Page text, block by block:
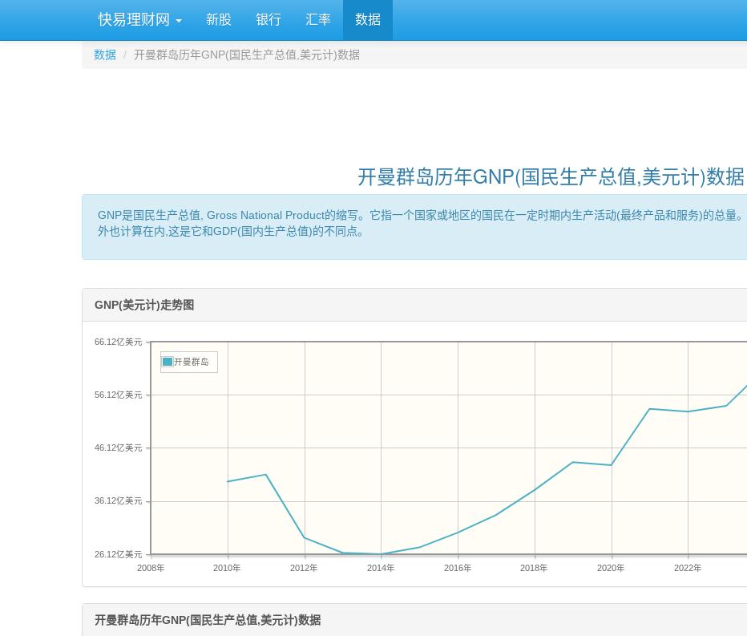
快易理财网 新股 银行 汇率 数据
数据 开曼群岛历年GNP(国民生产总值,美元计)数据
开曼群岛历年GNP(国民生产总值,美元计)数据
GNP是国民生产总值, Gross National Product的缩写。它指一个国家或地区的国民在一定时期内生产活动(最终产品和服务)的总量
外也计算在内,这是它和GDP(国内生产总值)的不同点。
GNP(美元计)走势图
2008年 2010年 2012年 2014年 2016年 2018年 2020年 2022年
26.12亿美元
36.12亿美元
46.12亿美元
56.12亿美元
66.12亿美元
开曼群岛
开曼群岛历年GNP(国民生产总值,美元计)数据